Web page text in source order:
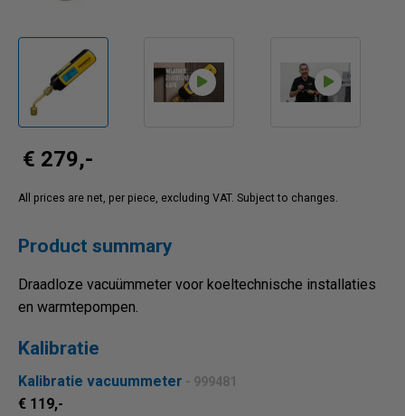
€ 279,-
All prices are net, per piece, excluding VAT. Subject to changes.
Product summary
Draadloze vacuümmeter voor koeltechnische installaties
en warmtepompen.
Kalibratie
Kalibratie vacuummeter - 999481
€ 119,-